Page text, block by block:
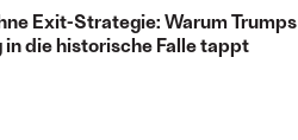
Exit-Strategie: Warum Trumps
in die historische Falle tappt